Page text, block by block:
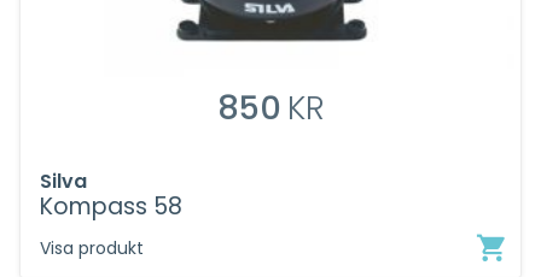
850 KR
Silva
Kompass 58
Visa produkt